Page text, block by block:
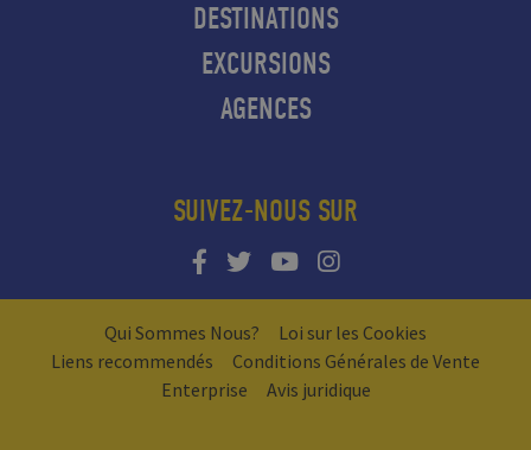
DESTINATIONS
EXCURSIONS
AGENCES
SUIVEZ-NOUS SUR
Qui Sommes Nous?
Loi sur les Cookies
Liens recommendés
Conditions Générales de Vente
Enterprise
Avis juridique